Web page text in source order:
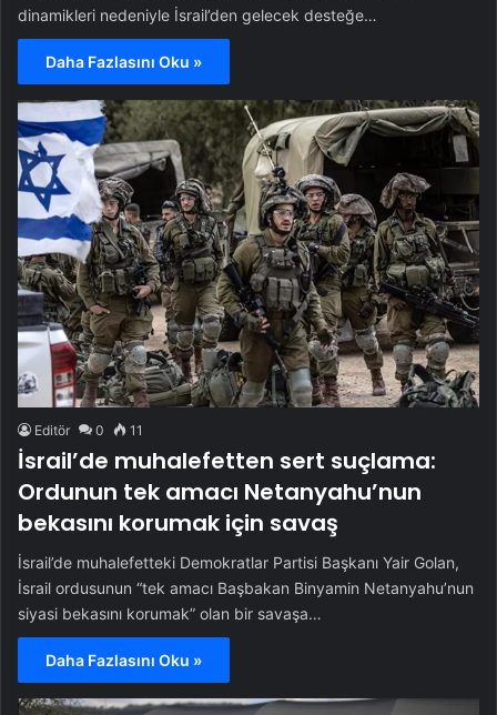
dinamikleri nedeniyle İsrail’den gelecek desteğe…
Daha Fazlasını Oku »
Editör 0 11
İsrail’de muhalefetten sert suçlama:
Ordunun tek amacı Netanyahu’nun
bekasını korumak için savaş
İsrail’de muhalefetteki Demokratlar Partisi Başkanı Yair Golan,
İsrail ordusunun “tek amacı Başbakan Binyamin Netanyahu’nun
siyasi bekasını korumak” olan bir savaşa…
Daha Fazlasını Oku »